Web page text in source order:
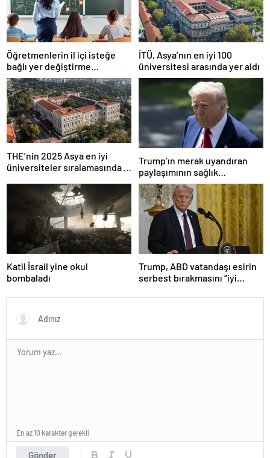
Öğretmenlerin il içi isteğe
bağlı yer değiştirme
başvuruları ne zaman?
İTÜ, Asya’nın en iyi 100
üniversitesi arasında yer aldı
THE’nin 2025 Asya en iyi
üniversiteler sıralamasında 4
Trump’ın merak uyandıran
paylaşımının sağlık
sistemiyle ilgili kararname
olduğu anlaşıldı
Katil İsrail yine okul
bombaladı
Trump, ABD vatandaşı esirin
serbest bırakmasını “iyi
olarak değerlendirdi
Gönder
En az 10 karakter gerekli